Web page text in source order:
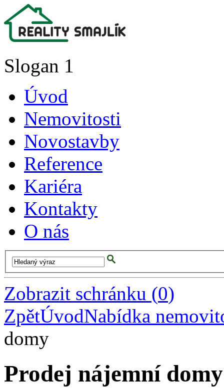
Slogan 1
Úvod
Nemovitosti
Novostavby
Reference
Kariéra
Kontakty
O nás
Zobrazit schránku (0)
ZpětÚvodNabídka
domy
Prodej nájemní domy